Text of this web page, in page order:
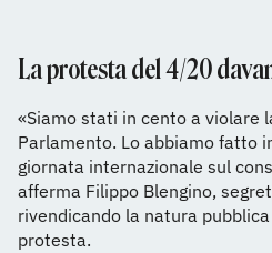
La protesta del 4/20
«Siamo stati in cento a violare
Parlamento. Lo abbiamo fatto
giornata internazionale sul
afferma Filippo Blengino,
rivendicando la natura
protesta.